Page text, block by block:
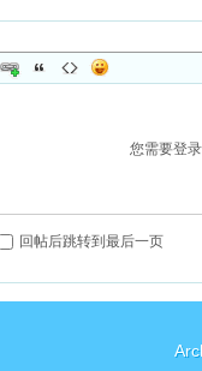
您需要登
回帖后跳转到最后一页